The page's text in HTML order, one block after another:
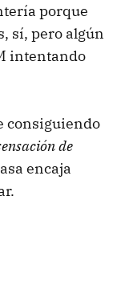
porque
sí, pero algún
intentando
consiguiendo
de
encaja